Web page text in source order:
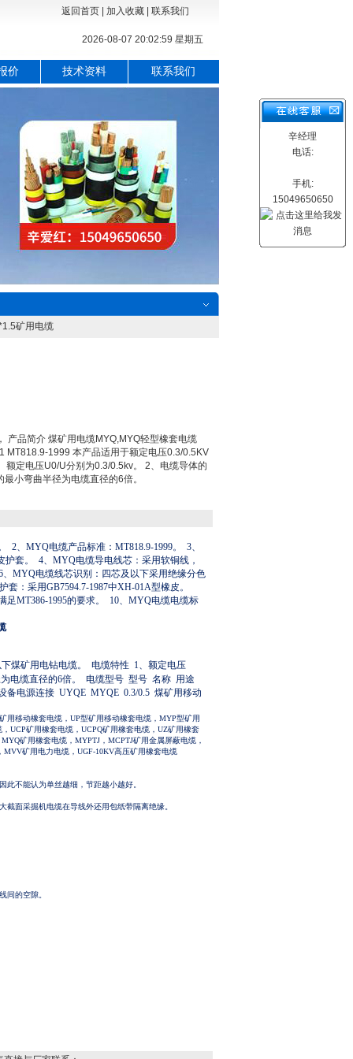
返回首页| 加入收藏| 联系我们
2026-08-07 20:03:00 星期五
价 技术资料 联系我们
矿用电缆
产品简介 煤矿用电缆MYQ,MYQ轻型橡套电缆
MT818.9-1999 本产品适用于额定电压0.3/0.5KV
额定电压U0/U分别为0.3/0.5kv。 2、电缆导体的
小弯曲半径为电缆直径的6倍。
2、 MYQ电缆产品标准： MT818.9-1999。 3、
套。 4、 MYQ电缆导电线芯：采用软铜线，
、 MYQ电缆线芯识别：四芯及以下采用绝缘分色
套：采用GB7594.7-1987中XH-01A型橡皮。
足MT386-1995的要求。 10、 MYQ电缆电缆标
煤矿用电钻电缆。 电缆特性1、额定电压
电缆直径的6倍。 电缆型号 型号 名称 用途
备电源连接UYQE MYQE 0.3/0.5 煤矿用移动
用移动橡套电缆，UP型矿用移动橡套电缆，MYP型矿用
UCP矿用橡套电缆，UCPQ矿用橡套电缆，UZ矿用橡套
矿用橡套电缆，MYPTJ，MCPTJ矿用金属屏蔽电缆，
矿用电力电缆，UGF-10KV高压矿用橡套电缆
此不能认为单丝越细，节距越小越好。
截面采掘机电缆在导线外还用包纸带隔离绝缘。
间的空隙。
辛经理
电话:
手机:
15049650650